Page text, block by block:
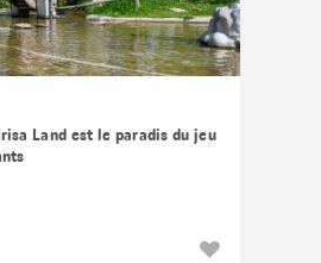
Land est le paradis du jeu